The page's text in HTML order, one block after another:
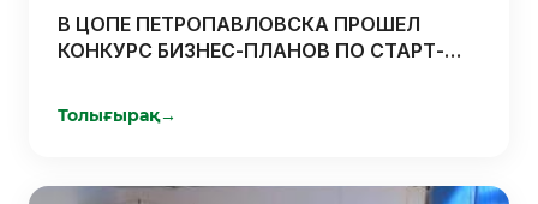
В ЦОПЕ ПЕТРОПАВЛОВСКА ПРОШЕЛ
КОНКУРС БИЗНЕС-ПЛАНОВ ПО СТАРТ-
«ПОДДЕРЖКА ОТКРЫТИЯ НОВОГО
БИЗНЕСА»
Толығырақ→